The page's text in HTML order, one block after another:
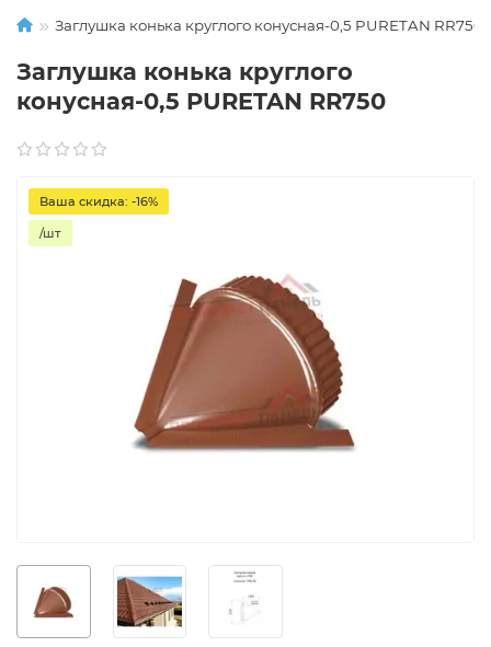
Заглушка конька круглого конусная-0,5 PURETAN RR750
Заглушка конька круглого
конусная-0,5 PURETAN RR750
Ваша скидка: -16%
/шт